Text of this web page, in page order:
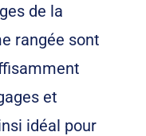
de la
rangée sont
et
idéal pour